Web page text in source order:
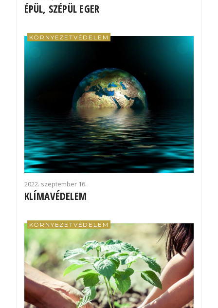
ÉPÜL, SZÉPÜL EGER
KÖRNYEZETVÉDELEM
2022. szeptember 16.
KLÍMAVÉDELEM
KÖRNYEZETVÉDELEM